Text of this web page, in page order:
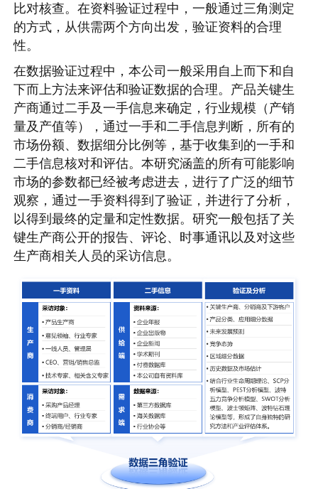
比对核查。在资料验证过程中，一般通过三角测定
的方式，从供需两个方向出发，验证资料的合理
性。
在数据验证过程中，本公司一般采用自上而下和自
下而上方法来评估和验证数据的合理。产品关键生
产商通过二手及一手信息来确定，行业规模（产销
量及产值等），通过一手和二手信息判断，所有的
市场份额、数据细分比例等，基于收集到的一手和
二手信息核对和评估。本研究涵盖的所有可能影响
市场的参数都已经被考虑进去，进行了广泛的细节
观察，通过一手资料得到了验证，并进行了分析，
以得到最终的定量和定性数据。研究一般包括了关
键生产商公开的报告、评论、时事通讯以及对这些
生产商相关人员的采访信息。